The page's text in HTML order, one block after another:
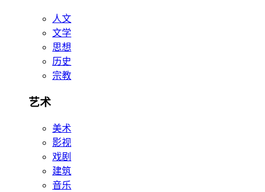
人文
文学
思想
历史
宗教
艺术
美术
影视
戏剧
建筑
音乐